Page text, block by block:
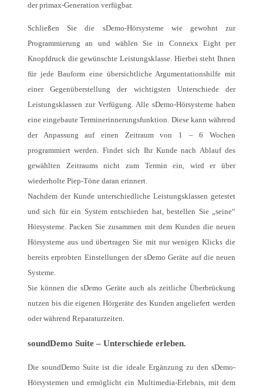
der primax-Generation verfügbar.
Schließen Sie die sDemo-Hörsysteme wie gewohnt zur
Programmierung an und wählen Sie in Connexx Eight per
Knopfdruck die gewünschte Leistungsklasse. Hierbei steht Ihnen
für jede Bauform eine übersichtliche Argumentationshilfe mit
einer Gegenüberstellung der wichtigsten Unterschiede der
Leistungsklassen zur Verfügung. Alle sDemo-Hörsysteme haben
eine eingebaute Terminerinnerungsfunktion. Diese kann während
der Anpassung auf einen Zeitraum von 1 – 6 Wochen
programmiert werden. Findet sich Ihr Kunde nach Ablauf des
gewählten Zeitraums nicht zum Termin ein, wird er über
wiederholte Piep-Töne daran erinnert.
Nachdem der Kunde unterschiedliche Leistungsklassen getestet
und sich für ein System entschieden hat, bestellen Sie „seine“
Hörsysteme. Packen Sie zusammen mit dem Kunden die neuen
Hörsysteme aus und übertragen Sie mit nur wenigen Klicks die
bereits erprobten Einstellungen der sDemo Geräte auf die neuen
Systeme.
Sie können die sDemo Geräte auch als zeitliche Überbrückung
nutzen bis die eigenen Hörgeräte des Kunden angeliefert werden
oder während Reparaturzeiten.
soundDemo Suite – Unterschiede erleben.
Die soundDemo Suite ist die ideale Ergänzung zu den sDemo-
Hörsystemen und ermöglicht ein Multimedia-Erlebnis, mit dem